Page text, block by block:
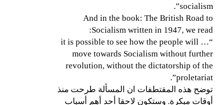
socialism”.
And in the book: The British Road to
Socialism written in 1947, we read:
“… it is possible to see how the people will
move towards Socialism without further
revolution, without the dictatorship of the
proletariat”.
توضح هذه المقتطفات ان المسألة طرحت منذ
أوقات مبكرة. وستكون لاحقا أحد أهم أسباب